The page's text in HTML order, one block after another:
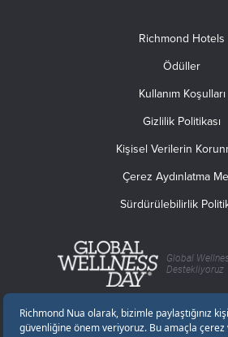
Richmond Hotels
Ödüller
Kullanım Koşulları
Gizlilik Politikası
Kişisel Verilerin
Çerez Aydınlatma
Sürdürülebilirlik
Global
Destekliyoruz
İLETİŞİM
Rüstempaşa Mah. Kumbaz